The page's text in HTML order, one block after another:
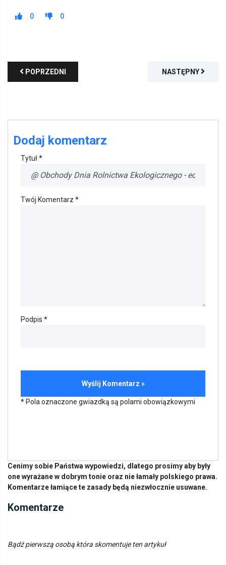
0 0
POPRZEDNI NASTĘPNY
Dodaj komentarz
Tytuł *
Twój Komentarz *
Podpis *
* Pola oznaczone gwiazdką są polami obowiązkowymi
Cenimy sobie Państwa wypowiedzi, dlatego prosimy aby były
one wyrażane w dobrym tonie oraz nie łamały polskiego prawa.
Komentarze łamiące te zasady będą niezwłocznie usuwane.
Komentarze
Bądź pierwszą osobą która skomentuje ten artykuł